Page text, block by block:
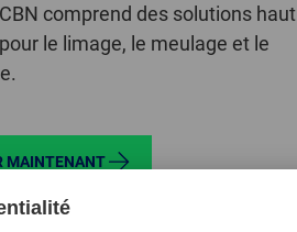
comprend des solutions haut
le limage, le meulage et le
MAINTENANT